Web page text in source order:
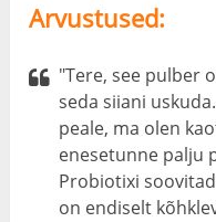
Arvustused:
"Tere, see pulber
seda siiani
peale, ma olen
enesetunne palju
Probiotixi
on endiselt